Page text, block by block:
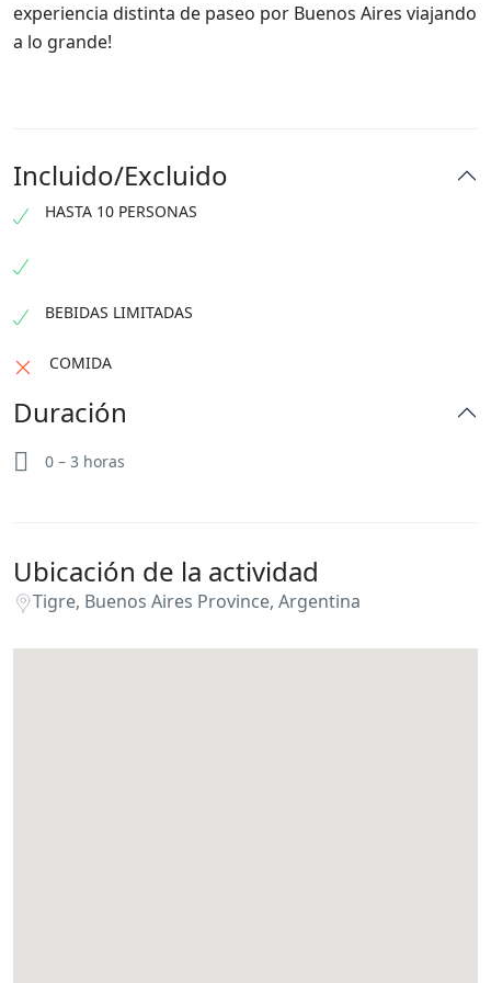
experiencia distinta de paseo por Buenos Aires viajando
a lo grande!
Incluido/Excluido
HASTA 10 PERSONAS
BEBIDAS LIMITADAS
COMIDA
Duración
0 – 3 horas
Ubicación de la actividad
Tigre, Buenos Aires Province, Argentina